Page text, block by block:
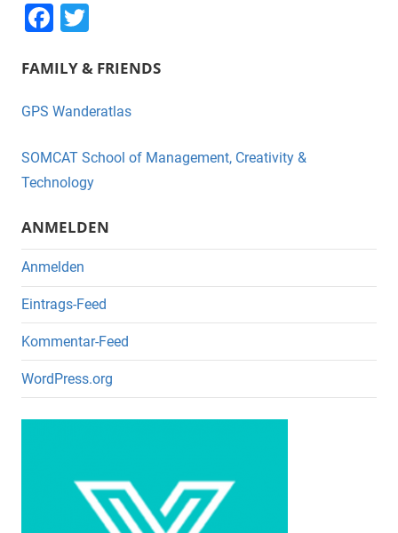
F
c
e
o
o
k
tt
er
FAMILY & FRIENDS
GPS Wanderatlas
SOMCAT School of Management, Creativity &
Technology
ANMELDEN
Anmelden
Eintrags-Feed
Kommentar-Feed
WordPress.org